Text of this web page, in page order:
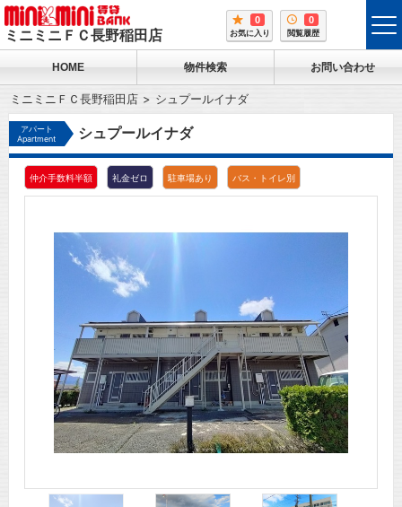
ミニミニＦＣ長野稲田店
0
お気に入り
0
閲覧履歴
HOME 物件検索 お問い合わせ
ミニミニＦＣ長野稲田店 シュプールイナダ
アパート
Apartment
シュプールイナダ
仲介手数料半額 礼金ゼロ 駐車場あり バス・トイレ別